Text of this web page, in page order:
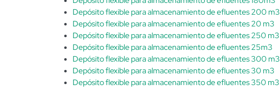
Depósito flexible para almacenamiento de efluentes 200 m3
Depósito flexible para almacenamiento de efluentes 20 m3
Depósito flexible para almacenamiento de efluentes 250 m3
Depósito flexible para almacenamiento de efluentes 25m3
Depósito flexible para almacenamiento de efluentes 300 m3
Depósito flexible para almacenamiento de efluentes 30 m3
Depósito flexible para almacenamiento de efluentes 350 m3